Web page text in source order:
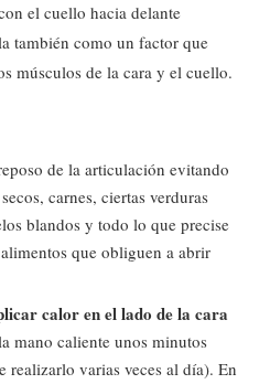
el cuello hacia delante
también como un factor que
músculos de la cara y el cuello.
de la articulación evitando
carnes, ciertas verduras
blandos y todo lo que precise
que obliguen a abrir
calor en el lado de la cara
mano caliente unos minutos
realizarlo varias veces al día). En